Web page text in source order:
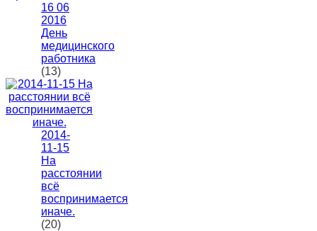
16 06
2016
День
медицинского
работника
(13)
2014-
11-15
На
расстоянии
всё
воспринимается
иначе.
(20)